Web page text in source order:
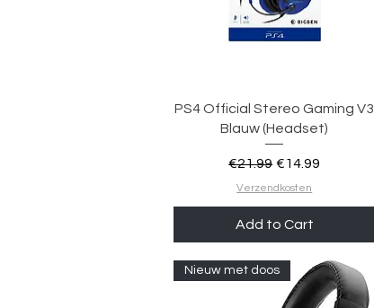
Quick View
PS4 Official Stereo Gaming V3
Blauw (Headset)
Regular Price
€21.99 Sale Price
€14.99
Verzendkosten
Add to Cart
Nieuw met doos